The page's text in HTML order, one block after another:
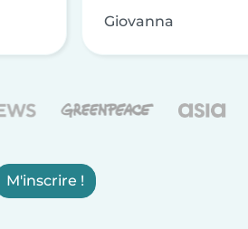
Giovanna
M'inscrire !